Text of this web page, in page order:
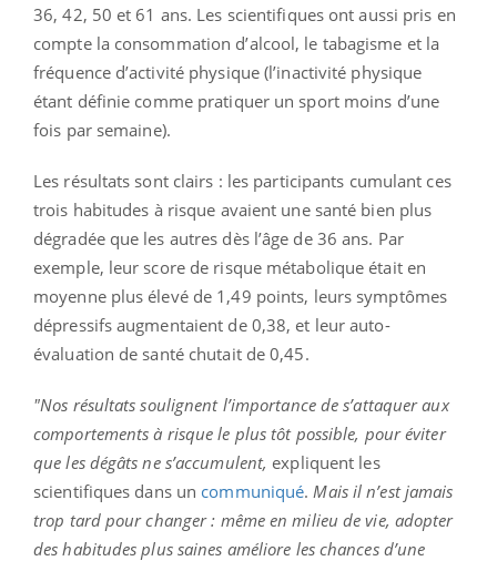
36, 42, 50 et 61 ans. Les scientifiques ont aussi pris en
compte la consommation d’alcool, le tabagisme et la
fréquence d’activité physique (l’inactivité physique
étant définie comme pratiquer un sport moins d’une
fois par semaine).
Les résultats sont clairs : les participants cumulant ces
trois habitudes à risque avaient une santé bien plus
dégradée que les autres dès l’âge de 36 ans. Par
exemple, leur score de risque métabolique était en
moyenne plus élevé de 1,49 points, leurs symptômes
dépressifs augmentaient de 0,38, et leur auto-
évaluation de santé chutait de 0,45.
"Nos résultats soulignent l’importance de s’attaquer aux
comportements à risque le plus tôt possible, pour éviter
que les dégâts ne s’accumulent, expliquent les
scientifiques dans un communiqué. Mais il n’est jamais
trop tard pour changer : même en milieu de vie, adopter
des habitudes plus saines améliore les chances d’une